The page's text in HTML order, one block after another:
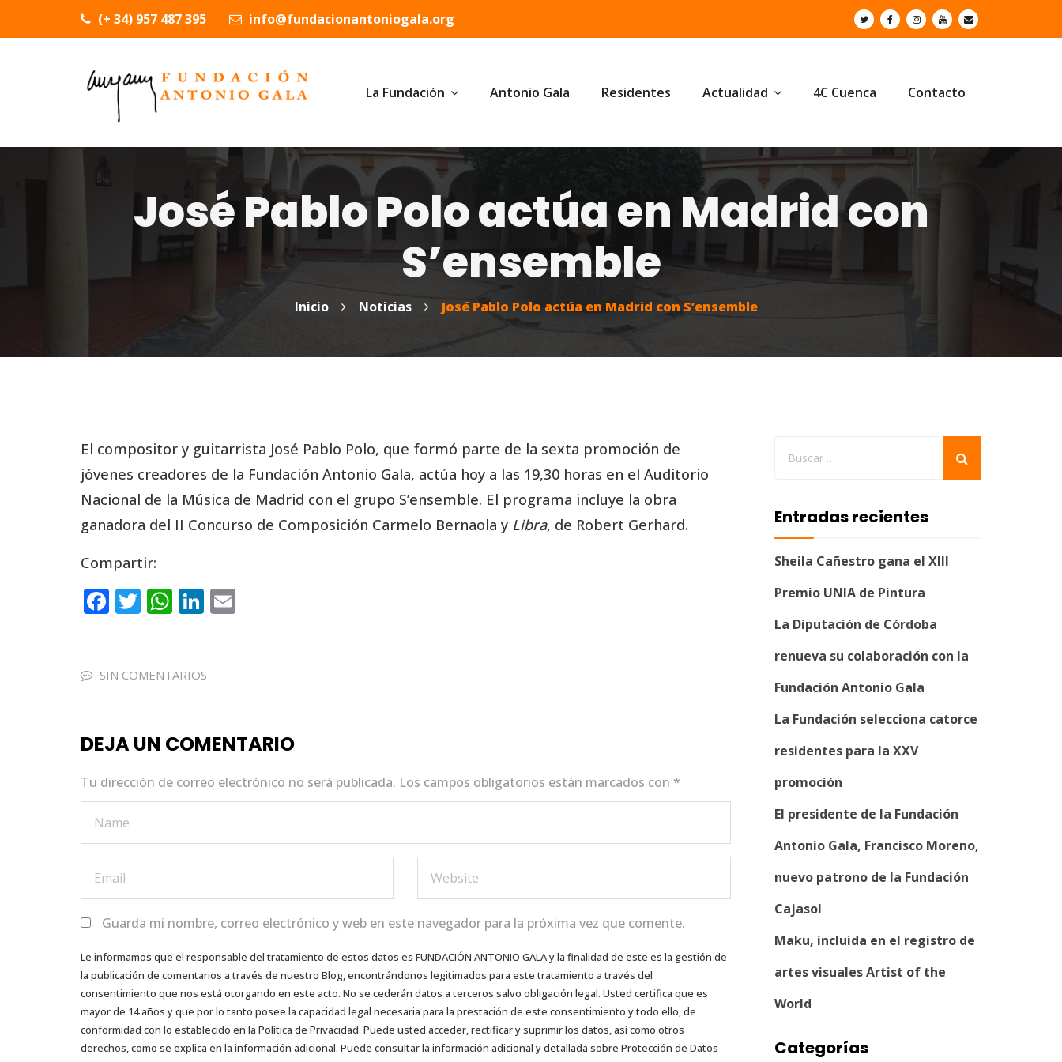
(+ 34) 957 487 395 info@fundacionantoniogala.org
La Fundación Antonio Gala Residentes Actualidad 4C Cuenca Contacto
José Pablo Polo actúa en Madrid con
S’ensemble
Inicio Noticias José Pablo Polo actúa en Madrid con S’ensemble
El compositor y guitarrista José Pablo Polo, que formó parte de la sexta promoción de
jóvenes creadores de la Fundación Antonio Gala, actúa hoy a las 19,30 horas en el Auditorio
Nacional de la Música de Madrid con el grupo S’ensemble. El programa incluye la obra
ganadora del II Concurso de Composición Carmelo Bernaola y Libra, de Robert Gerhard.
Compartir:
F
e
o
k
T
te
W
ts
p
Li
e
SIN COMENTARIOS
DEJA UN COMENTARIO
Tu dirección de correo electrónico no será publicada. Los campos obligatorios están marcados con *
Guarda mi nombre, correo electrónico y web en este navegador para la próxima vez que comente.
Le informamos que el responsable del tratamiento de estos datos es FUNDACIÓN ANTONIO GALA y la finalidad de este es la gestión de
la publicación de comentarios a través de nuestro Blog, encontrándonos legitimados para este tratamiento a través del
consentimiento que nos está otorgando en este acto. No se cederán datos a terceros salvo obligación legal. Usted certifica que es
mayor de 14 años y que por lo tanto posee la capacidad legal necesaria para la prestación de este consentimiento y todo ello, de
conformidad con lo establecido en la Política de Privacidad. Puede usted acceder, rectificar y suprimir los datos, así como otros
derechos, como se explica en la información adicional. Puede consultar la información adicional y detallada sobre Protección de Datos
Entradas recientes
Sheila Cañestro gana el XIII
Premio UNIA de Pintura
La Diputación de Córdoba
renueva su colaboración con la
Fundación Antonio Gala
La Fundación selecciona catorce
residentes para la XXV
promoción
El presidente de la Fundación
Antonio Gala, Francisco Moreno,
nuevo patrono de la Fundación
Cajasol
Maku, incluida en el registro de
artes visuales Artist of the
World
Categorías